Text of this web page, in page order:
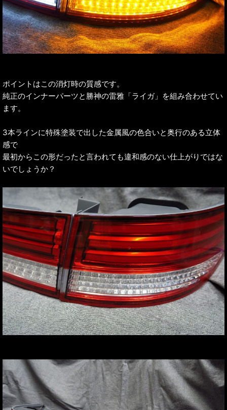
ポイントはこの消灯時の質感です。
純正のインナーパーツと勝神の雷雅「ライガ」を組み合わせてい
ます。
3本ラインに特殊塗装で出した金属風の色合いと奥行のある立体
感で
最初からこの形だったと言われても違和感のない仕上がりではな
いでしょうか？